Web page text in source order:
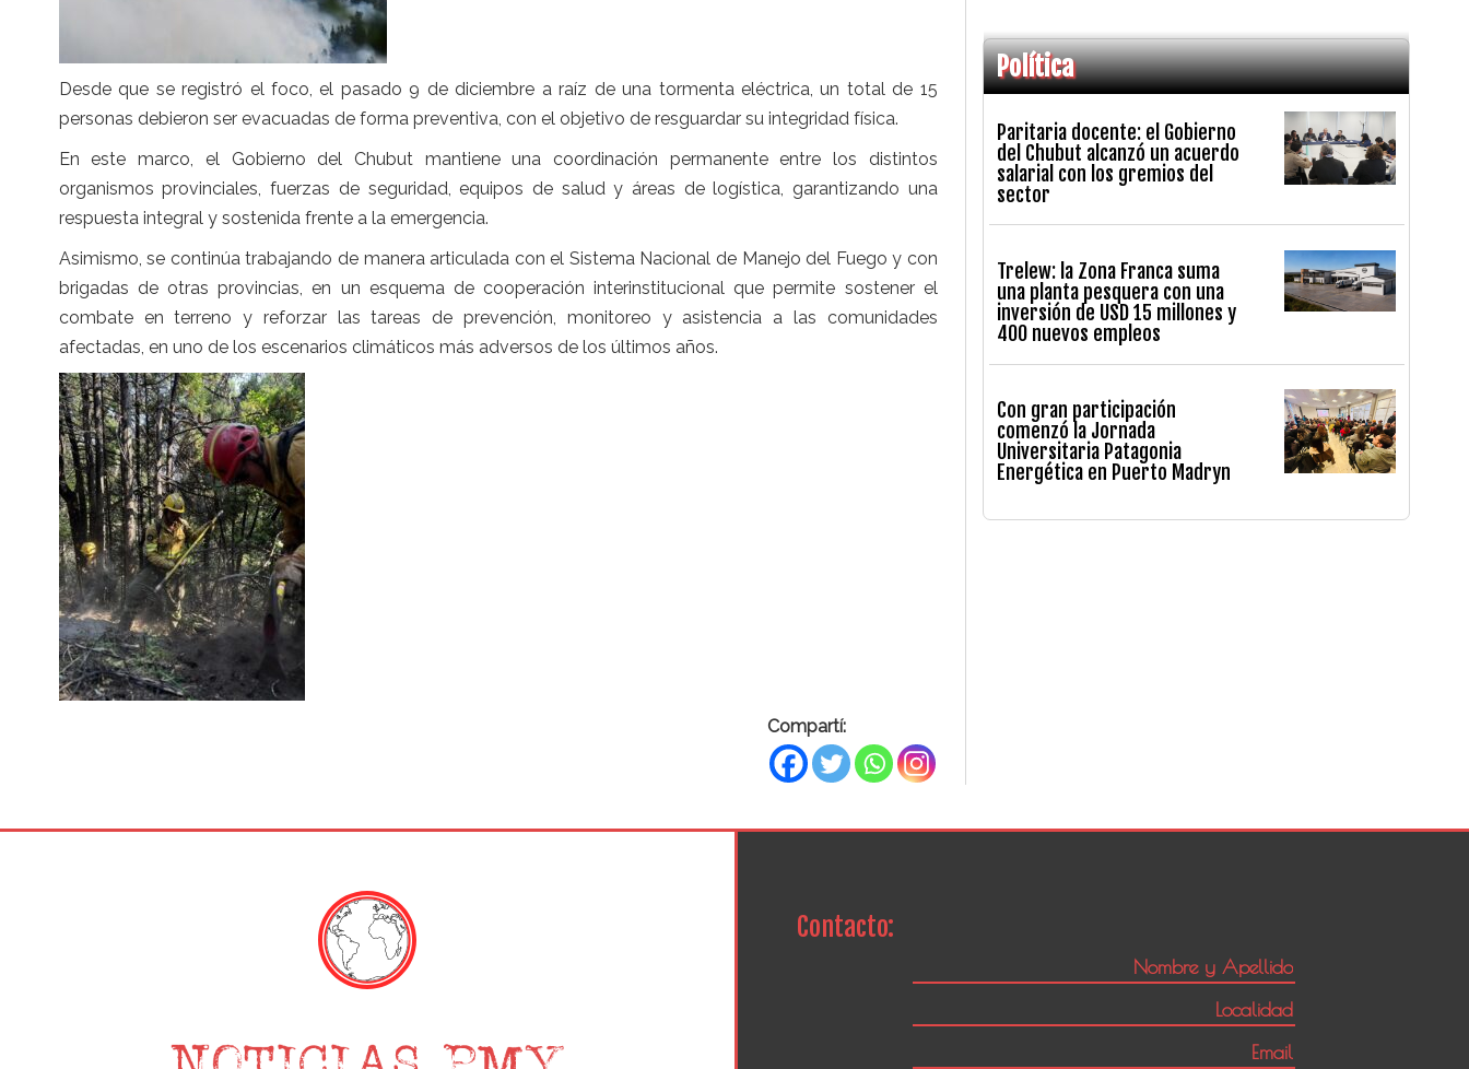
Desde que se registró el foco, el pasado 9 de diciembre a raíz de una tormenta eléctrica, un total de 15
personas debieron ser evacuadas de forma preventiva, con el objetivo de resguardar su integridad física.
En este marco, el Gobierno del Chubut mantiene una coordinación permanente entre los distintos
organismos provinciales, fuerzas de seguridad, equipos de salud y áreas de logística, garantizando una
respuesta integral y sostenida frente a la emergencia.
Asimismo, se continúa trabajando de manera articulada con el Sistema Nacional de Manejo del Fuego y con
brigadas de otras provincias, en un esquema de cooperación interinstitucional que permite sostener el
combate en terreno y reforzar las tareas de prevención, monitoreo y asistencia a las comunidades
afectadas, en uno de los escenarios climáticos más adversos de los últimos años.
Compartí:
Política
Paritaria docente: el Gobierno
del Chubut alcanzó un acuerdo
salarial con los gremios del
sector
Trelew: la Zona Franca suma
una planta pesquera con una
inversión de USD 15 millones y
400 nuevos empleos
Con gran participación
comenzó la Jornada
Universitaria Patagonia
Energética en Puerto Madryn
Contacto: